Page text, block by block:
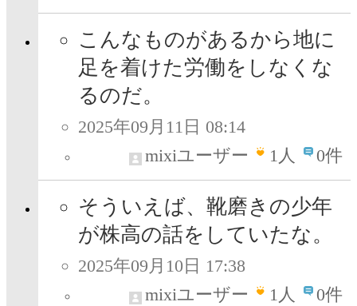
こんなものがあるから地に
足を着けた労働をしなくな
るのだ。
2025年09月11日 08:14
mixiユーザー
1人 0件
そういえば、靴磨きの少年
が株高の話をしていたな。
2025年09月10日 17:38
mixiユーザー
1人 0件